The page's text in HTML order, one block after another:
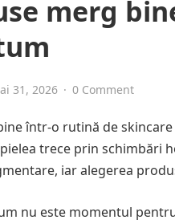
merg
31, 2026 · 0 Comment
într-o rutină de
trece prin schimbări
iar alegerea
nu este momentul